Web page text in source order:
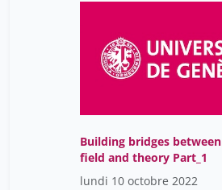
Building bridges between
field and theory Part_1
lundi 10 octobre 2022